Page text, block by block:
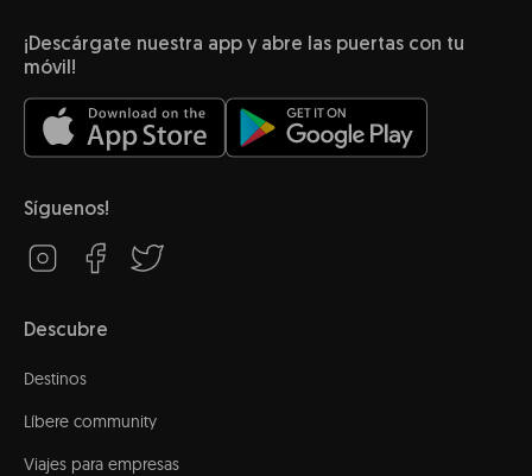
¡Descárgate nuestra app y abre las puertas con tu
móvil!
Síguenos!
Descubre
Destinos
Líbere community
Viajes para empresas